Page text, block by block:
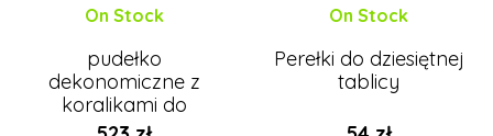
On Stock
pudełko
dekonomiczne z
koralikami do
mnożenia - kolorowe
On Stock
Perełki do dziesiętnej
tablicy